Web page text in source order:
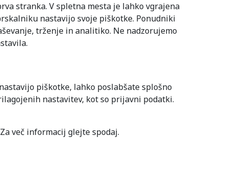
stranka. V spletna mesta je lahko vgrajena
nastavijo svoje piškotke. Ponudniki
trženje in analitiko. Ne nadzorujemo
piškotke, lahko poslabšate splošno
nastavitev, kot so prijavni podatki.
več informacij glejte spodaj.